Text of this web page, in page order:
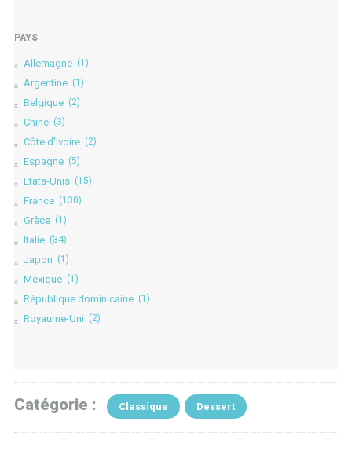
PAYS
Allemagne (1)
Argentine (1)
Belgique (2)
Chine (3)
Côte d'Ivoire (2)
Espagne (5)
Etats-Unis (15)
France (130)
Grèce (1)
Italie (34)
Japon (1)
Mexique (1)
République dominicaine (1)
Royaume-Uni (2)
Catégorie : Classique Dessert